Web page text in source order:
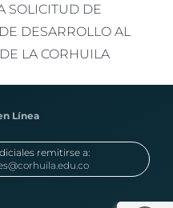
SOLICITUD DE
DESARROLLO AL
LA CORHUILA
Línea
remitirse a: